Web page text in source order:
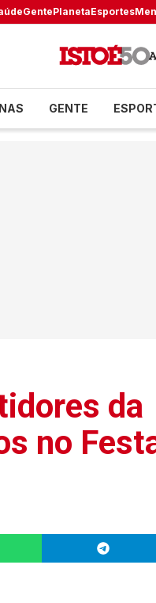
GentePlanetaEsportes
GENTE
da
no